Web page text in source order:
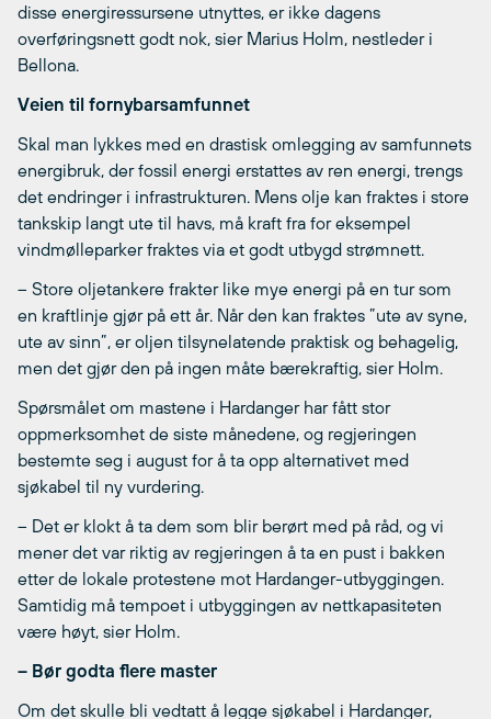
disse energiressursene utnyttes, er ikke dagens
overføringsnett godt nok, sier Marius Holm, nestleder i
Bellona.
Veien til fornybarsamfunnet
Skal man lykkes med en drastisk omlegging av samfunnets
energibruk, der fossil energi erstattes av ren energi, trengs
det endringer i infrastrukturen. Mens olje kan fraktes i store
tankskip langt ute til havs, må kraft fra for eksempel
vindmølleparker fraktes via et godt utbygd strømnett.
– Store oljetankere frakter like mye energi på en tur som
en kraftlinje gjør på ett år. Når den kan fraktes ”ute av syne,
ute av sinn”, er oljen tilsynelatende praktisk og behagelig,
men det gjør den på ingen måte bærekraftig, sier Holm.
Spørsmålet om mastene i Hardanger har fått stor
oppmerksomhet de siste månedene, og regjeringen
bestemte seg i august for å ta opp alternativet med
sjøkabel til ny vurdering.
– Det er klokt å ta dem som blir berørt med på råd, og vi
mener det var riktig av regjeringen å ta en pust i bakken
etter de lokale protestene mot Hardanger-utbyggingen.
Samtidig må tempoet i utbyggingen av nettkapasiteten
være høyt, sier Holm.
– Bør godta flere master
Om det skulle bli vedtatt å legge sjøkabel i Hardanger,